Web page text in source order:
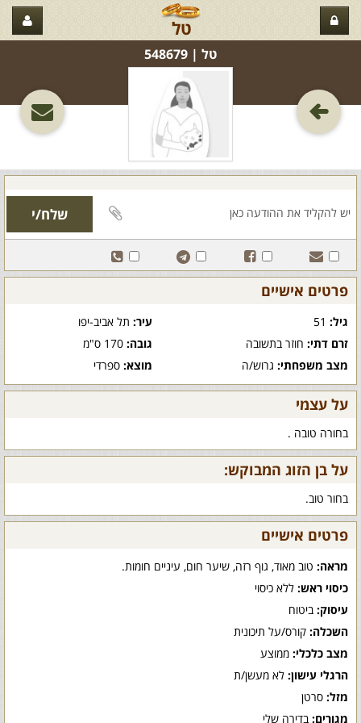
טל
טל‏ | 548679
פרטים אישיים
גיל: עיר:תל אביב-יפו
זרם דתי: חוזר בתשובה גובה:170 ס"מ
מצב משפחתי: גרוש/ה מוצא:ספרדי
על עצמי
בחורה טובה .
על בן הזוג המבוקש:
בחור טוב.
פרטים אישיים
מראה: טוב מאוד, גוף רזה, שיער חום, עיניים חומות.
כיסוי ראש: ללא כיסוי
עיסוק: ביטוח
השכלה: קורס/על תיכונית
מצב כלכלי: ממוצע
הרגלי עישון: לא מעשן/ת
מזל: סרטן
מגורים: בדירה שלי